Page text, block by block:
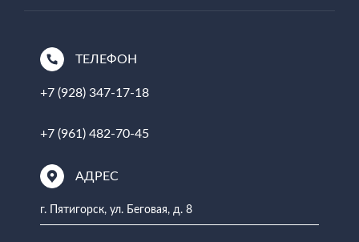
ТЕЛЕФОН
+7 (928) 347-17-18
+7 (961) 482-70-45
АДРЕС
г. Пятигорск, ул. Беговая, д. 8